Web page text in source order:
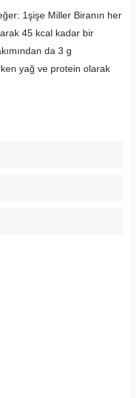
1şişe Miller Biranın her
45 kcal kadar bir
da 3 g
yağ ve protein olarak